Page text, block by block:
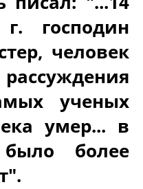
господин
человек
ученых
умер... в
более